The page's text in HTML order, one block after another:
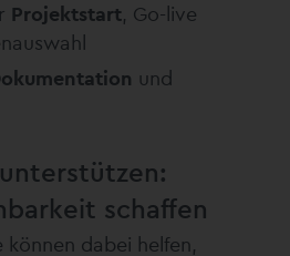
Projektstart, Go-live
und
schaffen
können dabei helfen,